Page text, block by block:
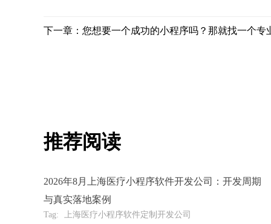
下一章：您想要一个成功的小程序吗？那就找一个专
推荐阅读
2026年8月上海医疗小程序软件开发公司：开发周期
与真实落地案例
Tag: 上海医疗小程序软件定制开发公司